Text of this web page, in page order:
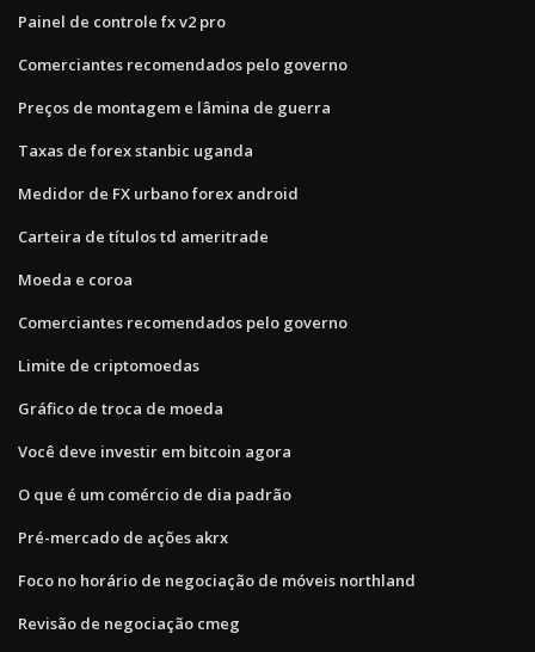
Painel de controle fx v2 pro
Comerciantes recomendados pelo governo
Preços de montagem e lâmina de guerra
Taxas de forex stanbic uganda
Medidor de FX urbano forex android
Carteira de títulos td ameritrade
Moeda e coroa
Comerciantes recomendados pelo governo
Limite de criptomoedas
Gráfico de troca de moeda
Você deve investir em bitcoin agora
O que é um comércio de dia padrão
Pré-mercado de ações akrx
Foco no horário de negociação de móveis northland
Revisão de negociação cmeg